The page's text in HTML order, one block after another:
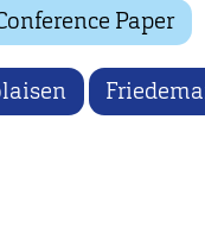
Paper